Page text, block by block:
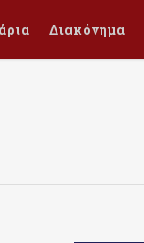
Διακόνημα